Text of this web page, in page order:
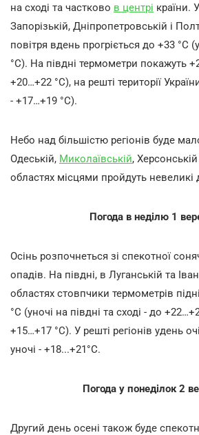
на сході та частково в центрі країни.
Запорізькій, Дніпропетровській і
повітря вдень прогріється до +33 °С
°С). На півдні термометри покажуть
+20…+22 °С), на решті території
- +17…+19 °С).
Небо над більшістю регіонів буде
Одеській, Миколаївській,
областях місцями пройдуть невеликі
Погода в неділю 1
Осінь розпочнеться зі спекотної
опадів. На півдні, в Луганській та
областях стовпчики термометрів
°С (уночі на півдні та сході - до
+15…+17 °С). У решті регіонів удень
уночі - +18...+21°С.
Погода у понеділок 2
Другий день осені також буде